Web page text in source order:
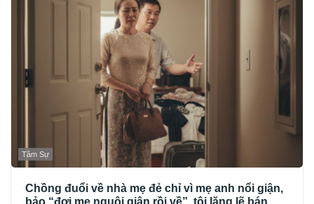
Tâm Sự
Chồng đuổi về nhà mẹ đẻ chỉ vì mẹ anh nổi giận,
bảo “đợi mẹ nguôi giận rồi về”, tôi lặng lẽ bán